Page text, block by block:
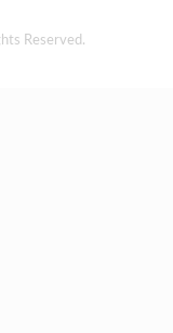
Reserved.